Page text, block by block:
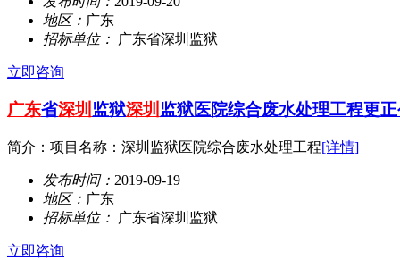
地区： 广东
招标单位：
广东省深圳监狱
立即咨询
广东省深圳 监狱深圳 监狱医院综合废水处理工程更
简介：项目名称：深圳监狱医院综合废水处理工程[详情]
发布时间： 2019-09-19
地区： 广东
招标单位：
广东省深圳监狱
立即咨询